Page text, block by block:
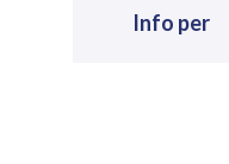
Info per